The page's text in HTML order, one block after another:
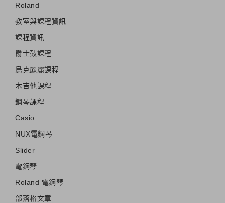
Roland
教室與課程資訊
課程資訊
爵士鼓課程
烏克麗麗課程
木吉他課程
鋼琴課程
Casio
NUX電鋼琴
Slider
電鋼琴
Roland 電鋼琴
部落格文章